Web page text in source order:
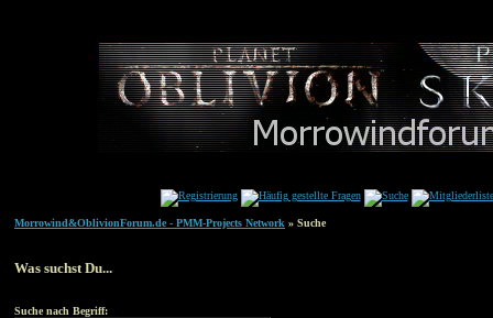
Morrowind&OblivionForum.de - PMM-Projects Network » Suche
Was suchst Du...
Suche nach Begriff: